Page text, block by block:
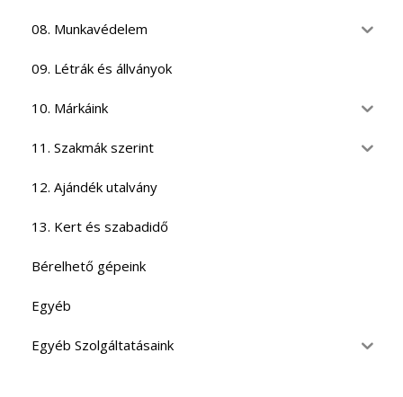
08. Munkavédelem
09. Létrák és állványok
10. Márkáink
11. Szakmák szerint
12. Ajándék utalvány
13. Kert és szabadidő
Bérelhető gépeink
Egyéb
Egyéb Szolgáltatásaink